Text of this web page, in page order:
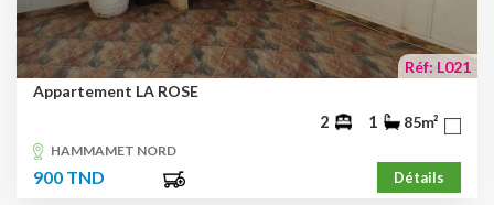
Réf: L021
Appartement LA ROSE
2 1 85m²
HAMMAMET NORD
900 TND Détails